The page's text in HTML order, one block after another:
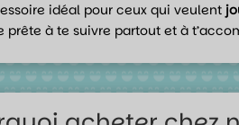
idéal pour ceux qui veulent
à te suivre partout et à